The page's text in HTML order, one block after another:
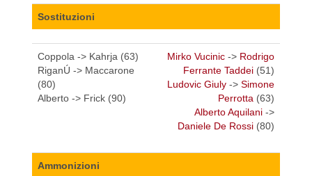
Sostituzioni
Coppola -> Kahrja (63)
RiganÚ -> Maccarone
(80)
Alberto -> Frick (90)
Mirko Vucinic -> Rodrigo
Ferrante Taddei (51)
Ludovic Giuly -> Simone
Perrotta (63)
Alberto Aquilani ->
Daniele De Rossi (80)
Ammonizioni